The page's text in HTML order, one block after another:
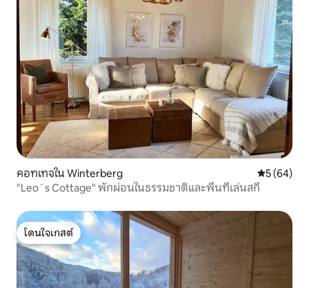
คอทเทจใน Winterberg คะแนนเฉลี่
5 (64)
"Leo´s Cottage" พักผ่อนในธรรมชาติและพื้นที่เล่นสกี
โดนใจเกสต์
โดนใจเกสต์